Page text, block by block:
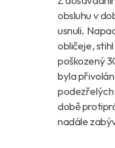
obsluhu v
usnuli.
obličeje,
poškozený
byla
podezřelých
době
nadále